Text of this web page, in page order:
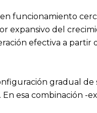
funcionamiento
expansivo del
efectiva a partir
gradual
esa combinación -